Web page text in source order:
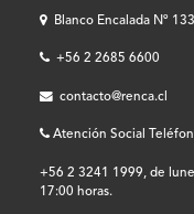
Blanco Encalada Nº
+56 2 2685 6600
contacto@renca.cl
Atención Social
+56 2 3241 1999, de
17:00 horas.